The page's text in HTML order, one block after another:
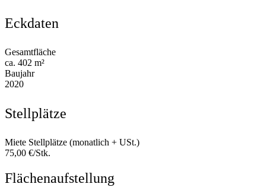
Eckdaten
Gesamtfläche
ca. 402 m²
Baujahr
2020
Stellplätze
Miete Stellplätze (monatlich + USt.)
75,00 €/Stk.
Flächenaufstellung